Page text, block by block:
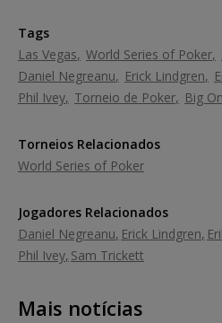
Tags
Las Vegas World Series of Poker
Daniel Negreanu
Erick Lindgren
Phil Ivey Torneio de Poker Big
Torneios Relacionados
World Series of Poker
Jogadores Relacionados
Daniel Negreanu Erick Lindgren
Phil Ivey Sam Trickett
Mais notícias